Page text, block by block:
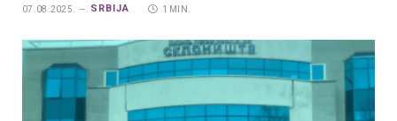
07.08.2025. SRBIJA 1 MIN.